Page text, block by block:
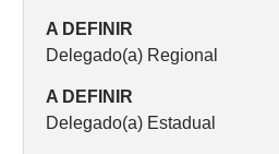
A DEFINIR
Delegado(a) Regional
A DEFINIR
Delegado(a) Estadual